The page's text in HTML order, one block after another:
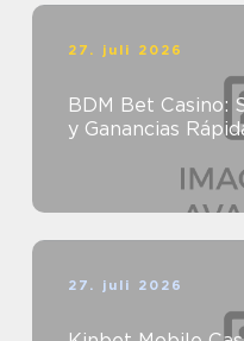
27. juli 2026
BDM Bet Casino:
y Ganancias
27. juli 2026